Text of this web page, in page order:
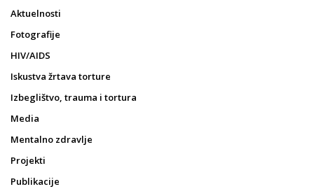
Aktuelnosti
Fotografije
HIV/AIDS
Iskustva žrtava torture
Izbeglištvo, trauma i tortura
Media
Mentalno zdravlje
Projekti
Publikacije